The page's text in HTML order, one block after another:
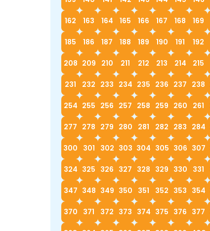
162 163 164 165 166 167 168 169
185 186 187 188 189 190 191 192
208 209 210 211 212 213 214 215
231 232 233 234 235 236 237 238
254 255 256 257 258 259 260 261
277 278 279 280 281 282 283 284
300 301 302 303 304 305 306 307
324 325 326 327 328 329 330 331
347 348 349 350 351 352 353 354
370 371 372 373 374 375 376 377